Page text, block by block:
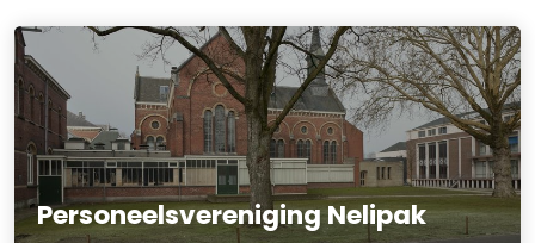
Personeelsvereniging Nelipak